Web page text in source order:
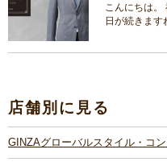
こんにちは
日が続きます
店舗別に見る
GINZAグローバルスタイル・コ